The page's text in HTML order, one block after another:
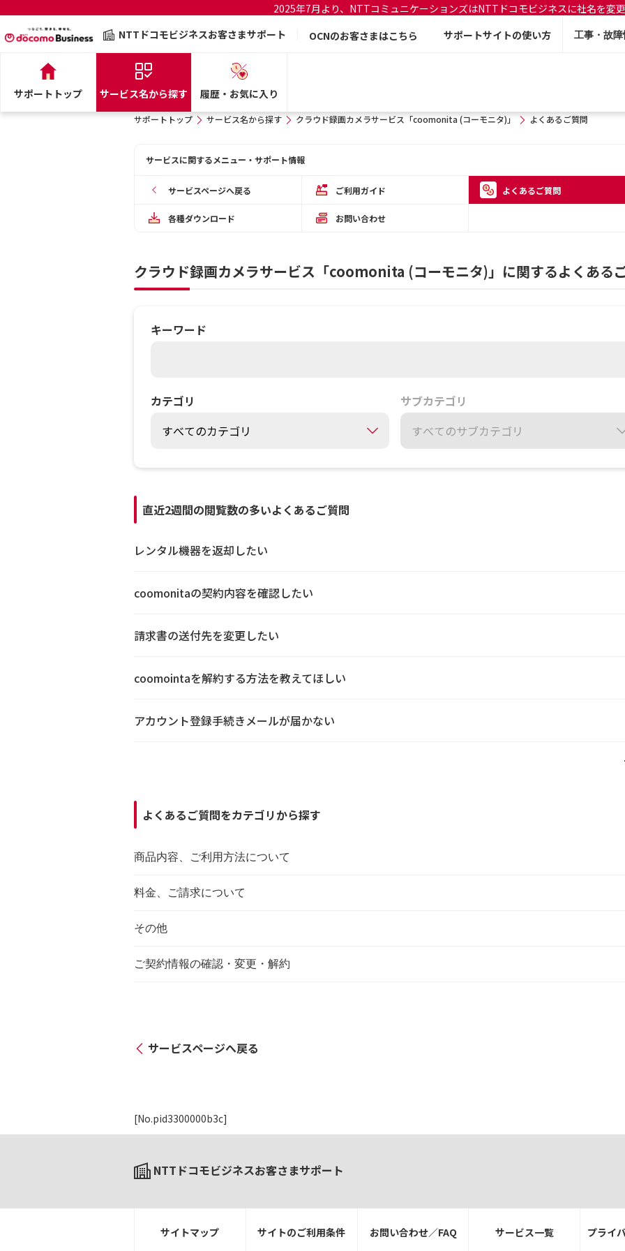
2025年7月より、NTTコミュニケーションズはNTTドコモビジネスに社名を変
NTTドコモビジネスお客さまサポート
OCNのお客さまはこちら サポートサイトの使い方 工事・故
サポートトップ サービス名から探す 履歴・お気に入り
サポートトップ サービス名から探す クラウド録画カメラサービス「coomonita (コーモニタ)」 よくあるご質問
サービスに関するメニュー・サポート情報
サービスページへ戻る ご利用ガイド よくあるご質問
各種ダウンロード お問い合わせ
クラウド録画カメラサービス「coomonita (コーモニタ)」に関するよくある
キーワード
カテゴリ サブカテゴリ
直近2週間の閲覧数の多いよくあるご質問
レンタル機器を返却したい
coomonitaの契約内容を確認したい
請求書の送付先を変更したい
coomointaを解約する方法を教えてほしい
アカウント登録手続きメールが届かない
よくあるご質問をカテゴリから探す
商品内容、ご利用方法について
料金、ご請求について
その他
ご契約情報の確認・変更・解約
サービスページへ戻る
[No.pid3300000b3c]
NTTドコモビジネスお客さまサポート
サイトマップ サイトのご利用条件 お問い合わせ／FAQ サービス一覧 プライ